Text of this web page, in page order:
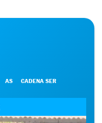
AS CADENA SER